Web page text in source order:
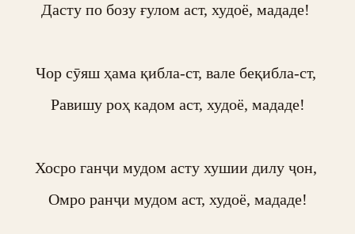
Дасту по бозу ғулом аст, худоё, мададе!
Чор сӯяш ҳама қибла-ст, вале беқибла-ст,
Равишу роҳ кадом аст, худоё, мададе!
Хосро ганҷи мудом асту хушии дилу ҷон,
Омро ранҷи мудом аст, худоё, мададе!